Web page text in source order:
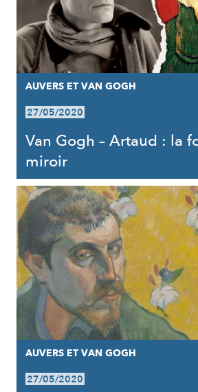
AUVERS ET VAN GOGH
27/05/2020
Van Gogh – Artaud : la
miroir
AUVERS ET VAN GOGH
27/05/2020